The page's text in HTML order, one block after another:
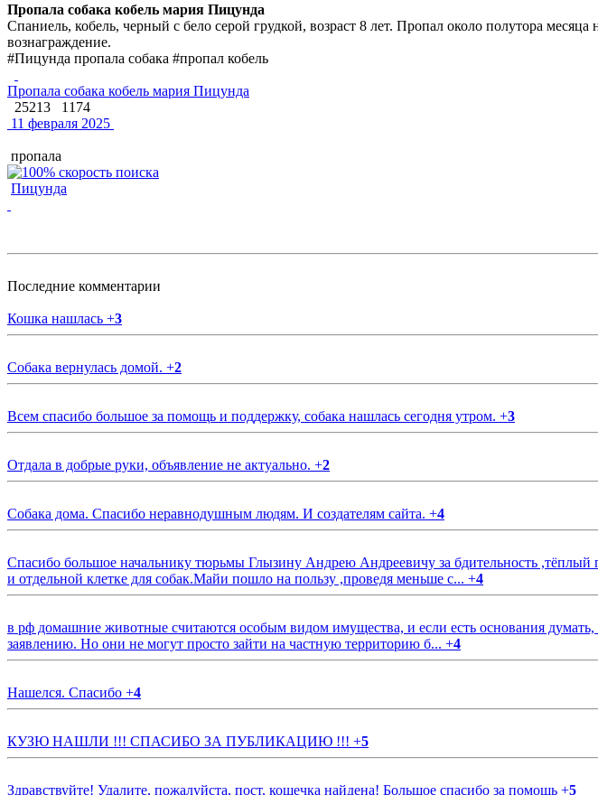
Пропала собака кобель мария Пицунда
Спаниель, кобель, черный с бело серой грудкой, возраст 8 лет. Пропал около полутора
вознаграждение.
#Пицунда пропала собака #пропал кобель
Пропала собака кобель мария Пицунда
25213
1174
11 февраля 2025
пропала
Пицунда
Последние комментарии
Кошка нашлась +3
Собака вернулась домой. +2
Всем спасибо большое за помощь и поддержку, собака нашлась сегодня утром. +3
Отдала в добрые руки, объявление не актуально. +2
Собака дома. Спасибо неравнодушным людям. И создателям сайта. +4
Спасибо большое начальнику тюрьмы Глызину Андрею Андреевичу за бдительность
и отдельной клетке для собак.Майи пошло на пользу ,проведя меньше с... +4
в рф домашние животные считаются особым видом имущества, и если есть основания
заявлению. Но они не могут просто зайти на частную территорию б... +4
Нашелся. Спасибо +4
КУЗЮ НАШЛИ !!! СПАСИБО ЗА ПУБЛИКАЦИЮ !!! +5
Здравствуйте! Удалите, пожалуйста, пост, кошечка найдена! Большое спасибо за помощь +5